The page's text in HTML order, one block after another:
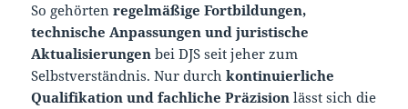
So gehörtenregelmäßige Fortbildungen,
technische Anpassungen und juristische
Aktualisierungen bei DJS seit jeher zum
Selbstverständnis. Nur durchkontinuierliche
Qualifikation und fachliche Präzision lässt sich die